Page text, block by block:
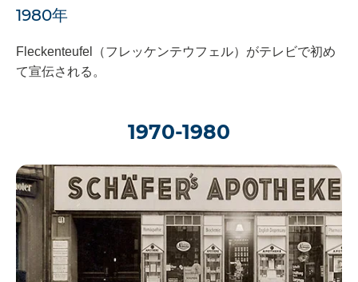
1980年
Fleckenteufel（フレッケンテウフェル）がテレビで初め
て宣伝される。
1970-1980